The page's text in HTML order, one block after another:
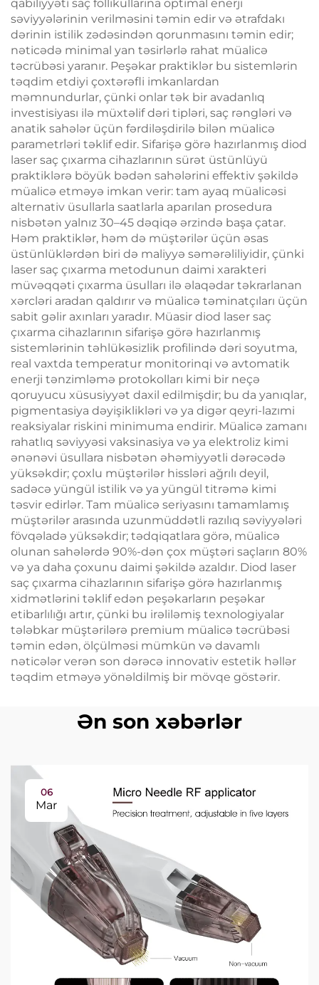
qabiliyyəti saç follikullarına optimal enerji
səviyyələrinin verilməsini təmin edir və ətrafdakı
dərinin istilik zədəsindən qorunmasını təmin edir;
nəticədə minimal yan təsirlərlə rahat müalicə
təcrübəsi yaranır. Peşəkar praktiklər bu sistemlərin
təqdim etdiyi çoxtərəfli imkanlardan
məmnundurlar, çünki onlar tək bir avadanlıq
investisiyası ilə müxtəlif dəri tipləri, saç rəngləri və
anatik sahələr üçün fərdiləşdirilə bilən müalicə
parametrləri təklif edir. Sifarişə görə hazırlanmış diod
laser saç çıxarma cihazlarının sürət üstünlüyü
praktiklərə böyük bədən sahələrini effektiv şəkildə
müalicə etməyə imkan verir: tam ayaq müalicəsi
alternativ üsullarla saatlarla aparılan prosedura
nisbətən yalnız 30–45 dəqiqə ərzində başa çatar.
Həm praktiklər, həm də müştərilər üçün əsas
üstünlüklərdən biri də maliyyə səmərəliliyidir, çünki
laser saç çıxarma metodunun daimi xarakteri
müvəqqəti çıxarma üsulları ilə əlaqədar təkrarlanan
xərcləri aradan qaldırır və müalicə təminatçıları üçün
sabit gəlir axınları yaradır. Müasir diod laser saç
çıxarma cihazlarının sifarişə görə hazırlanmış
sistemlərinin təhlükəsizlik profilində dəri soyutma,
real vaxtda temperatur monitorinqi və avtomatik
enerji tənzimləmə protokolları kimi bir neçə
qoruyucu xüsusiyyət daxil edilmişdir; bu da yanıqlar,
pigmentasiya dəyişiklikləri və ya digər qeyri-lazımi
reaksiyalar riskini minimuma endirir. Müalicə zamanı
rahatlıq səviyyəsi vaksinasiya və ya elektroliz kimi
ənənəvi üsullara nisbətən əhəmiyyətli dərəcədə
yüksəkdir; çoxlu müştərilər hissləri ağrılı deyil,
sadəcə yüngül istilik və ya yüngül titrəmə kimi
təsvir edirlər. Tam müalicə seriyasını tamamlamış
müştərilər arasında uzunmüddətli razılıq səviyyələri
fövqəladə yüksəkdir; tədqiqatlara görə, müalicə
olunan sahələrdə 90%-dən çox müştəri saçların 80%
və ya daha çoxunu daimi şəkildə azaldır. Diod laser
saç çıxarma cihazlarının sifarişə görə hazırlanmış
xidmətlərini təklif edən peşəkarların peşəkar
etibarlılığı artır, çünki bu irəliləmiş texnologiyalar
tələbkar müştərilərə premium müalicə təcrübəsi
təmin edən, ölçülməsi mümkün və davamlı
nəticələr verən son dərəcə innovativ estetik həllər
təqdim etməyə yönəldilmiş bir mövqe göstərir.
Ən son xəbərlər
06
Mar